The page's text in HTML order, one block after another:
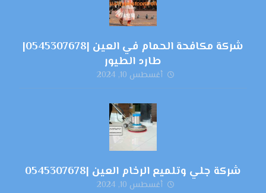
شركة مكافحة الحمام في العين |0545307678|
طارد الطيور
أغسطس 10, 2024
شركة جلي وتلميع الرخام العين |0545307678
أغسطس 10, 2024